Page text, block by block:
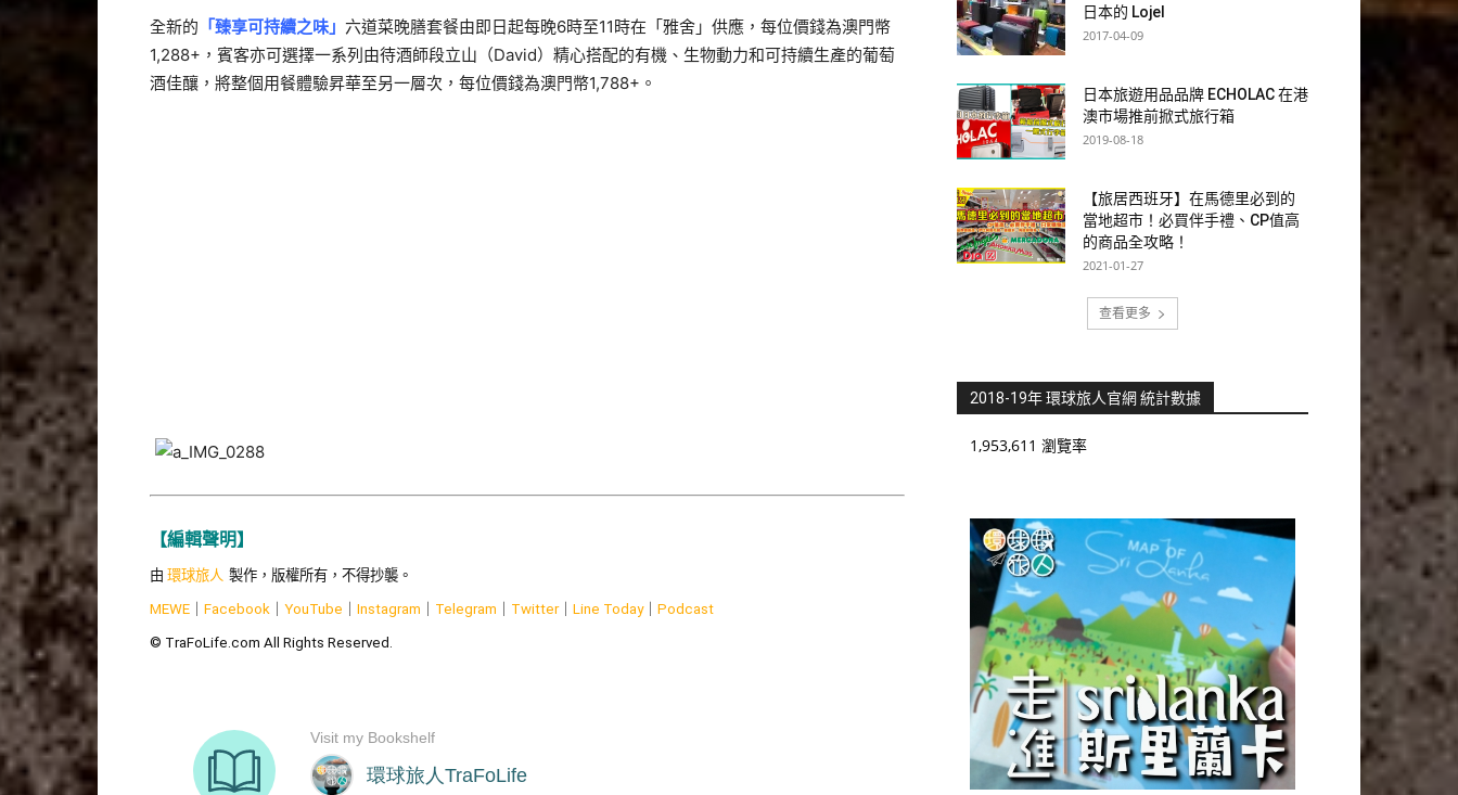
全新的 「臻享可持續之味」 六道菜晚膳套餐由即日起每晚6時至11時在「雅舍」供應，每位價錢為澳門幣
1,288+，賓客亦可選擇一系列由待酒師段立山（David）精心搭配的有機、生物動力和可持續生產的葡萄
酒佳釀，將整個用餐體驗昇華至另一層次，每位價錢為澳門幣1,788+。
【編輯聲明】
由 環球旅人 製作，版權所有，不得抄襲。
MEWE Facebook YouTube Instagram Telegram Twitter｜ Line Today｜ Podcast
© TraFoLife.com All Rights Reserved.
日本的 Lojel
2017-04-09
日本旅遊用品品牌 ECHOLAC 在港
澳市場推前掀式旅行箱
2019-08-18
【旅居西班牙】在馬德里必到的
當地超市！必買伴手禮、CP值高
的商品全攻略！
2021-01-27
查看更多
2018-19年 環球旅人官網 統計數據
1,953,611 瀏覽率